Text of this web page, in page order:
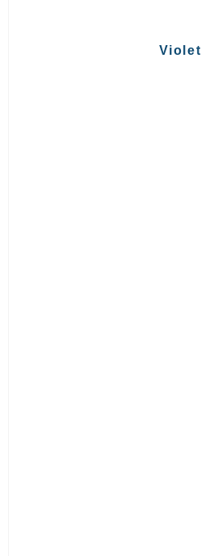
Violet